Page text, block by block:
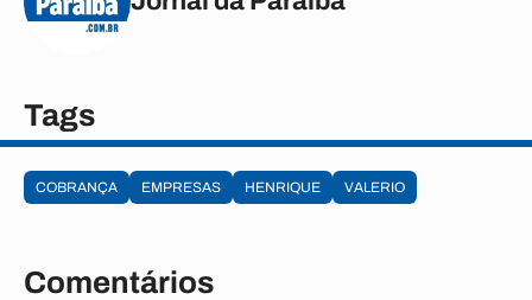
Tags
COBRANÇA EMPRESAS HENRIQUE VALERIO
Comentários